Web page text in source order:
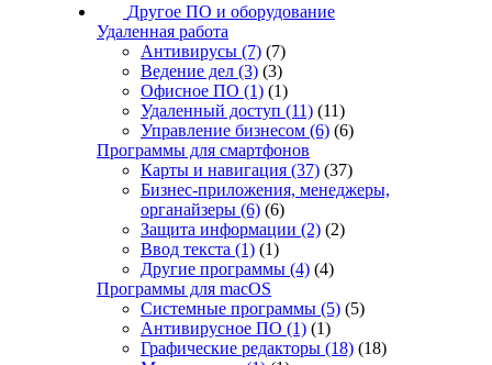
Другое ПО и оборудование
Удаленная работа
Антивирусы (7) (7)
Ведение дел (3) (3)
Офисное ПО (1) (1)
Удаленный доступ (11) (11)
Управление бизнесом (6) (6)
Программы для смартфонов
Карты и навигация (37) (37)
Бизнес-приложения, менеджеры,
органайзеры (6) (6)
Защита информации (2) (2)
Ввод текста (1) (1)
Другие программы (4) (4)
Программы для macOS
Системные программы (5) (5)
Антивирусное ПО (1) (1)
Графические редакторы (18) (18)